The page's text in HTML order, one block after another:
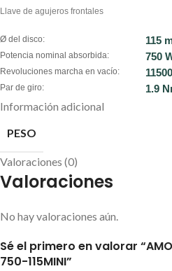
Llave de agujeros frontales
Ø del disco: 115
Potencia nominal absorbida: 750
Revoluciones marcha en vacío:
Par de giro: 1.9
Información adicional
PESO
Valoraciones (0)
Valoraciones
No hay valoraciones aún.
Sé el primero en valorar
750-115MINI”